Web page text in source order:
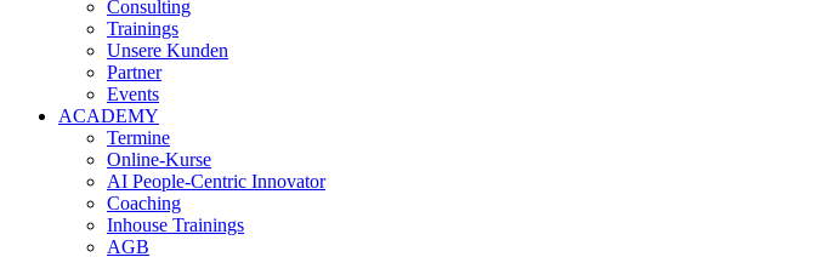
Consulting
Trainings
Unsere Kunden
Partner
Events
ACADEMY
Termine
Online-Kurse
AI People-Centric Innovator
Coaching
Inhouse Trainings
AGB